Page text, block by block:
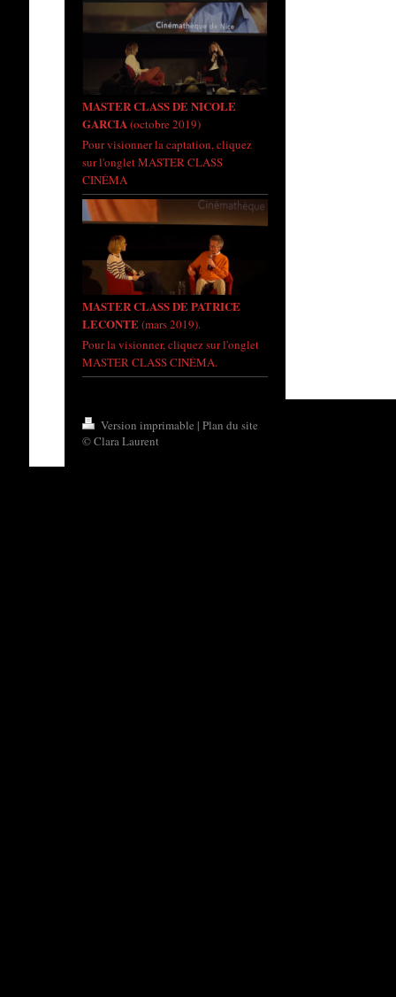
MASTER CLASS DE NICOLE
GARCIA(octobre 2019)
Pour visionner la captation, cliquez
sur l'onglet MASTER CLASS
CINÉMA
MASTER CLASS DE PATRICE
LECONTE(mars 2019).
Pour la visionner, cliquez sur l'onglet
MASTER CLASS CINÉMA.
Version imprimable | Plan du site
© Clara Laurent